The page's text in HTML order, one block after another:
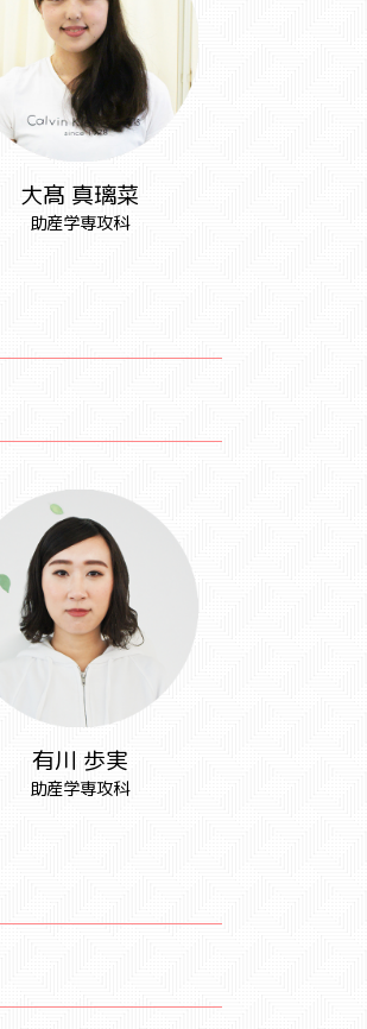
大髙 真璃菜
助産学専攻科
有川 歩実
助産学専攻科